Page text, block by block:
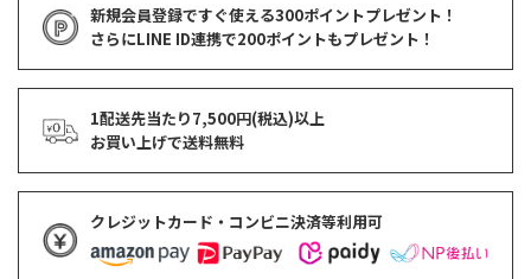
新規会員登録ですぐ使える300ポイントプレゼント！
さらにLINE ID連携で200ポイントもプレゼント！
1配送先当たり7,500円(税込)以上
お買い上げで送料無料
クレジットカード・コンビニ決済等利用可